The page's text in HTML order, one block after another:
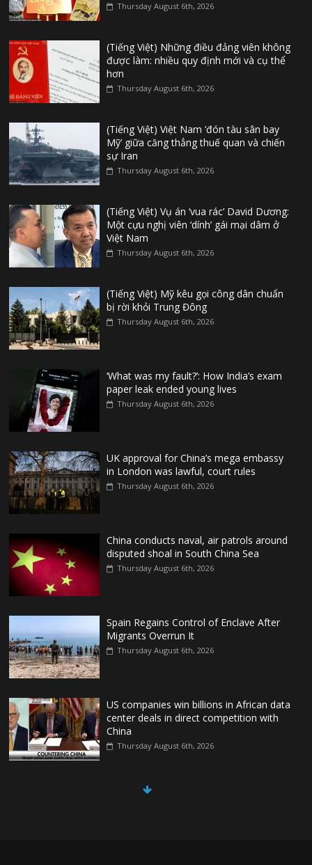
Thursday August 6th, 2026
(Tiếng Việt) Những điều đảng viên không
được làm: nhiều quy định mới và cụ thể
hơn
Thursday August 6th, 2026
(Tiếng Việt) Việt Nam ‘đón tàu sân bay
Mỹ’ giữa căng thẳng thuế quan và chiến
sự Iran
Thursday August 6th, 2026
(Tiếng Việt) Vụ án ‘vua rác’ David Dương:
Một cựu nghị viên ‘dính’ gái mại dâm ở
Việt Nam
Thursday August 6th, 2026
(Tiếng Việt) Mỹ kêu gọi công dân chuẩn
bị rời khỏi Trung Đông
Thursday August 6th, 2026
‘What was my fault?’: How India’s exam
paper leak ended young lives
Thursday August 6th, 2026
UK approval for China’s mega embassy
in London was lawful, court rules
Thursday August 6th, 2026
China conducts naval, air patrols around
disputed shoal in South China Sea
Thursday August 6th, 2026
Spain Regains Control of Enclave After
Migrants Overrun It
Thursday August 6th, 2026
US companies win billions in African data
center deals in direct competition with
China
Thursday August 6th, 2026
China, Russia, Iran and North Korea